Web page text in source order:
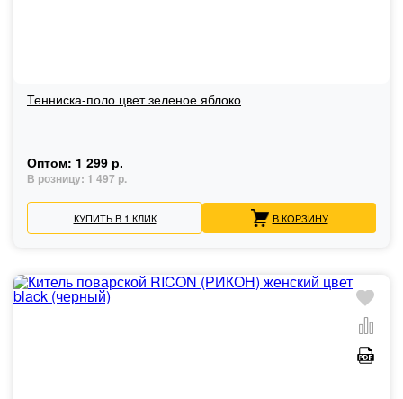
Тенниска-поло цвет зеленое яблоко
Оптом: 1 299 р.
В розницу: 1 497 р.
КУПИТЬ В 1 КЛИК В КОРЗИНУ